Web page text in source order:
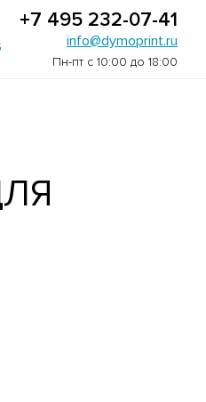
+7 495 232-07-41
info@dymoprint.ru
Пн-пт с 10:00 до 18:00